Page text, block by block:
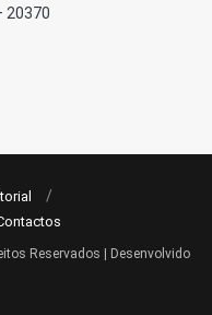
20370
Reservados | Desenvolvido